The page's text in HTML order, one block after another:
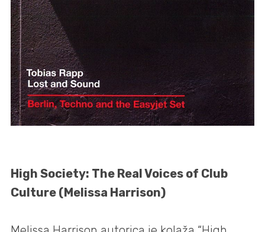
High Society: The Real Voices of Club
Culture (Melissa Harrison)